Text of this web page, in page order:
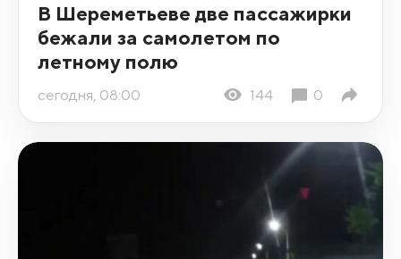
В Шереметьеве две пассажирки
бежали за самолетом по
летному полю
сегодня, 08:00 144 0